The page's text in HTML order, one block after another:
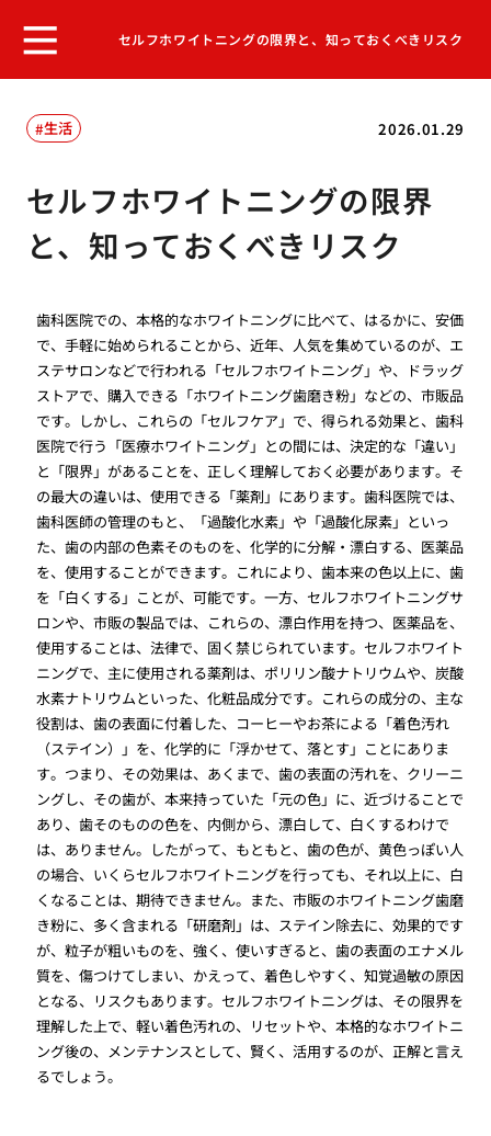
セルフホワイトニングの限界と、知っておくべきリスク
2026.01.29
生活
セルフホワイトニングの限界
と、知っておくべきリスク
歯科医院での、本格的なホワイトニングに比べて、はるかに、安価
で、手軽に始められることから、近年、人気を集めているのが、エ
ステサロンなどで行われる「セルフホワイトニング」や、ドラッグ
ストアで、購入できる「ホワイトニング歯磨き粉」などの、市販品
です。しかし、これらの「セルフケア」で、得られる効果と、歯科
医院で行う「医療ホワイトニング」との間には、決定的な「違い」
と「限界」があることを、正しく理解しておく必要があります。そ
の最大の違いは、使用できる「薬剤」にあります。歯科医院では、
歯科医師の管理のもと、「過酸化水素」や「過酸化尿素」といっ
た、歯の内部の色素そのものを、化学的に分解・漂白する、医薬品
を、使用することができます。これにより、歯本来の色以上に、歯
を「白くする」ことが、可能です。一方、セルフホワイトニングサ
ロンや、市販の製品では、これらの、漂白作用を持つ、医薬品を、
使用することは、法律で、固く禁じられています。セルフホワイト
ニングで、主に使用される薬剤は、ポリリン酸ナトリウムや、炭酸
水素ナトリウムといった、化粧品成分です。これらの成分の、主な
役割は、歯の表面に付着した、コーヒーやお茶による「着色汚れ
（ステイン）」を、化学的に「浮かせて、落とす」ことにありま
す。つまり、その効果は、あくまで、歯の表面の汚れを、クリーニ
ングし、その歯が、本来持っていた「元の色」に、近づけることで
あり、歯そのものの色を、内側から、漂白して、白くするわけで
は、ありません。したがって、もともと、歯の色が、黄色っぽい人
の場合、いくらセルフホワイトニングを行っても、それ以上に、白
くなることは、期待できません。また、市販のホワイトニング歯磨
き粉に、多く含まれる「研磨剤」は、ステイン除去に、効果的です
が、粒子が粗いものを、強く、使いすぎると、歯の表面のエナメル
質を、傷つけてしまい、かえって、着色しやすく、知覚過敏の原因
となる、リスクもあります。セルフホワイトニングは、その限界を
理解した上で、軽い着色汚れの、リセットや、本格的なホワイトニ
ング後の、メンテナンスとして、賢く、活用するのが、正解と言え
るでしょう。